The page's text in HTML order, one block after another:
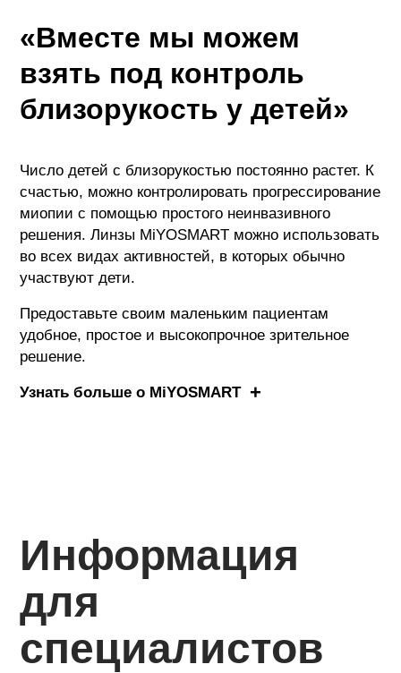
«Вместе мы можем
взять под контроль
близорукость у детей»
Число детей с близорукостью постоянно растет. К
счастью, можно контролировать прогрессирование
миопии с помощью простого неинвазивного
решения. Линзы MiYOSMART можно использовать
во всех видах активностей, в которых обычно
участвуют дети.
Предоставьте своим маленьким пациентам
удобное, простое и высокопрочное зрительное
решение.
Узнать больше о MiYOSMART
Информация
для
специалистов